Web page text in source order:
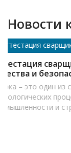
Новости
17:25:00
Гарантия
и